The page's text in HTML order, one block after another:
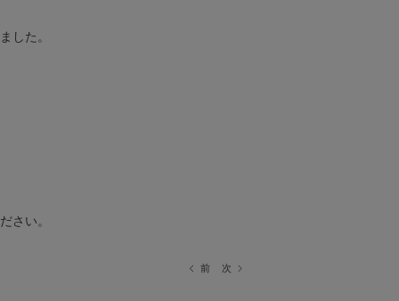
した。
さい。
前 次